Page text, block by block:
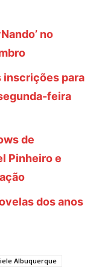
no
inscrições para
feira
de
Pinheiro e
dos anos
Albuquerque